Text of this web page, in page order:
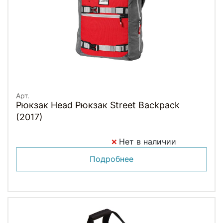
Арт.
Рюкзак Head Рюкзак Street Backpack
(2017)
Нет в наличии
Подробнее